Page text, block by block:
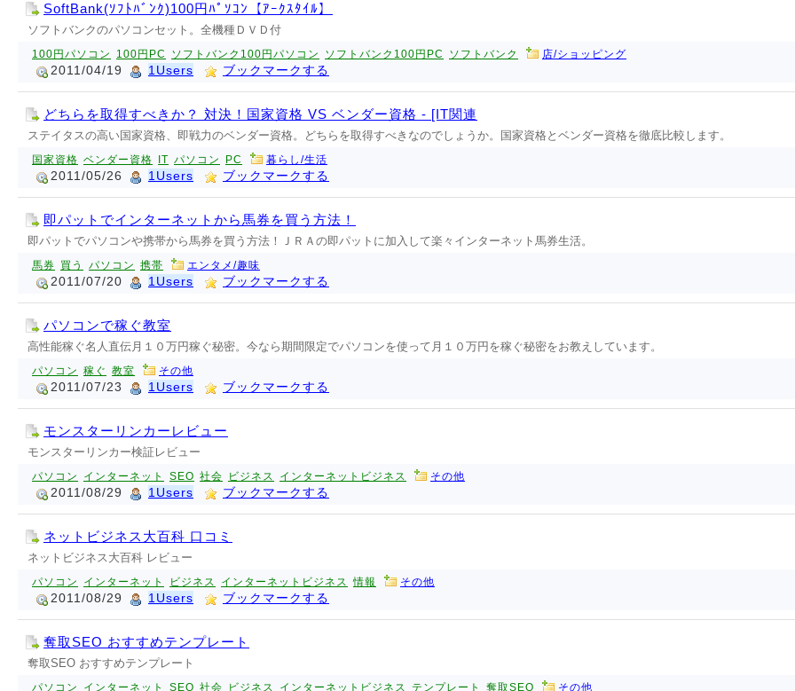
SoftBank(ｿﾌﾄﾊﾞﾝｸ)100円ﾊﾟｿｺﾝ【ｱｰｸｽﾀｲﾙ】
ソフトバンクのパソコンセット。全機種ＤＶＤ付
100円パソコン 100円PC ソフトバンク100円パソコン ソフトバンク100円PC ソフトバンク 店/ショッピング
2011/04/19 1Users ブックマークする
どちらを取得すべきか？ 対決！国家資格 VS ベンダー資格 - [IT関連
ステイタスの高い国家資格、即戦力のベンダー資格。どちらを取得すべきなのでしょうか。国家資格とベンダー資格を徹底比較します。
国家資格 ベンダー資格 IT パソコン PC 暮らし/生活
2011/05/26 1Users ブックマークする
即パットでインターネットから馬券を買う方法！
即パットでパソコンや携帯から馬券を買う方法！ＪＲＡの即パットに加入して楽々インターネット馬券生活。
馬券 買う パソコン 携帯 エンタメ/趣味
2011/07/20 1Users ブックマークする
パソコンで稼ぐ教室
高性能稼ぐ名人直伝月１０万円稼ぐ秘密。今なら期間限定でパソコンを使って月１０万円を稼ぐ秘密をお教えしています。
パソコン 稼ぐ 教室 その他
2011/07/23 1Users ブックマークする
モンスターリンカーレビュー
モンスターリンカー検証レビュー
パソコン インターネット SEO 社会 ビジネス インターネットビジネス その他
2011/08/29 1Users ブックマークする
ネットビジネス大百科 口コミ
ネットビジネス大百科 レビュー
パソコン インターネット ビジネス インターネットビジネス 情報 その他
2011/08/29 1Users ブックマークする
奪取SEO おすすめテンプレート
奪取SEO おすすめテンプレート
パソコン インターネット SEO 社会 ビジネス インターネットビジネス テンプレート 奪取SEO その他